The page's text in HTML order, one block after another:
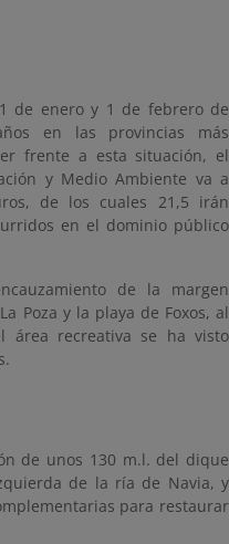
de enero y 1 de febrero de
en las provincias más
frente a esta situación, el
y Medio Ambiente va a
de los cuales 21,5 irán
en el dominio público
de la margen
Poza y la playa de Foxos, al
recreativa se ha visto
de unos 130 m.l. del dique
de la ría de Navia, y
para restaurar